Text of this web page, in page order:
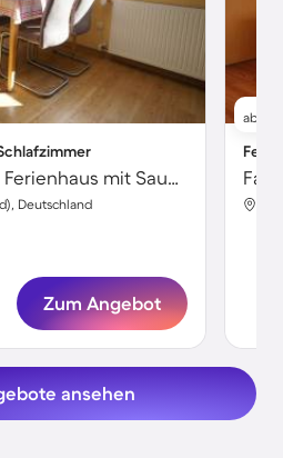
Kinderfreundliches Ferienhaus mit Sauna, Pool und Whirlpool | Bergblick
Deutschland
Zum Angebot
ab
ansehen